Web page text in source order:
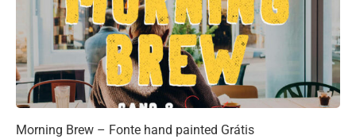
Morning Brew – Fonte hand painted Grátis